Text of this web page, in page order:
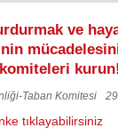
ve
kurun!
Taban Komitesi
tıklayabilirsiniz